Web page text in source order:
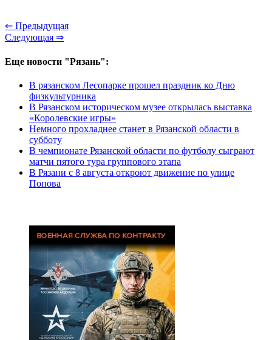
⇐ Предыдущая
Следующая ⇒
Еще новости "Рязань":
В рязанском Лесопарке прошел праздник ко Дню
физкультурника
В Рязанском историческом музее открылась выставка
«Королевские игры»
Немного прохладнее станет в Рязанской области в
субботу
В чемпионате Рязанской области по футболу сыграют
матчи пятого тура группового этапа
В Рязани с 8 августа откроют движение по улице
Попова